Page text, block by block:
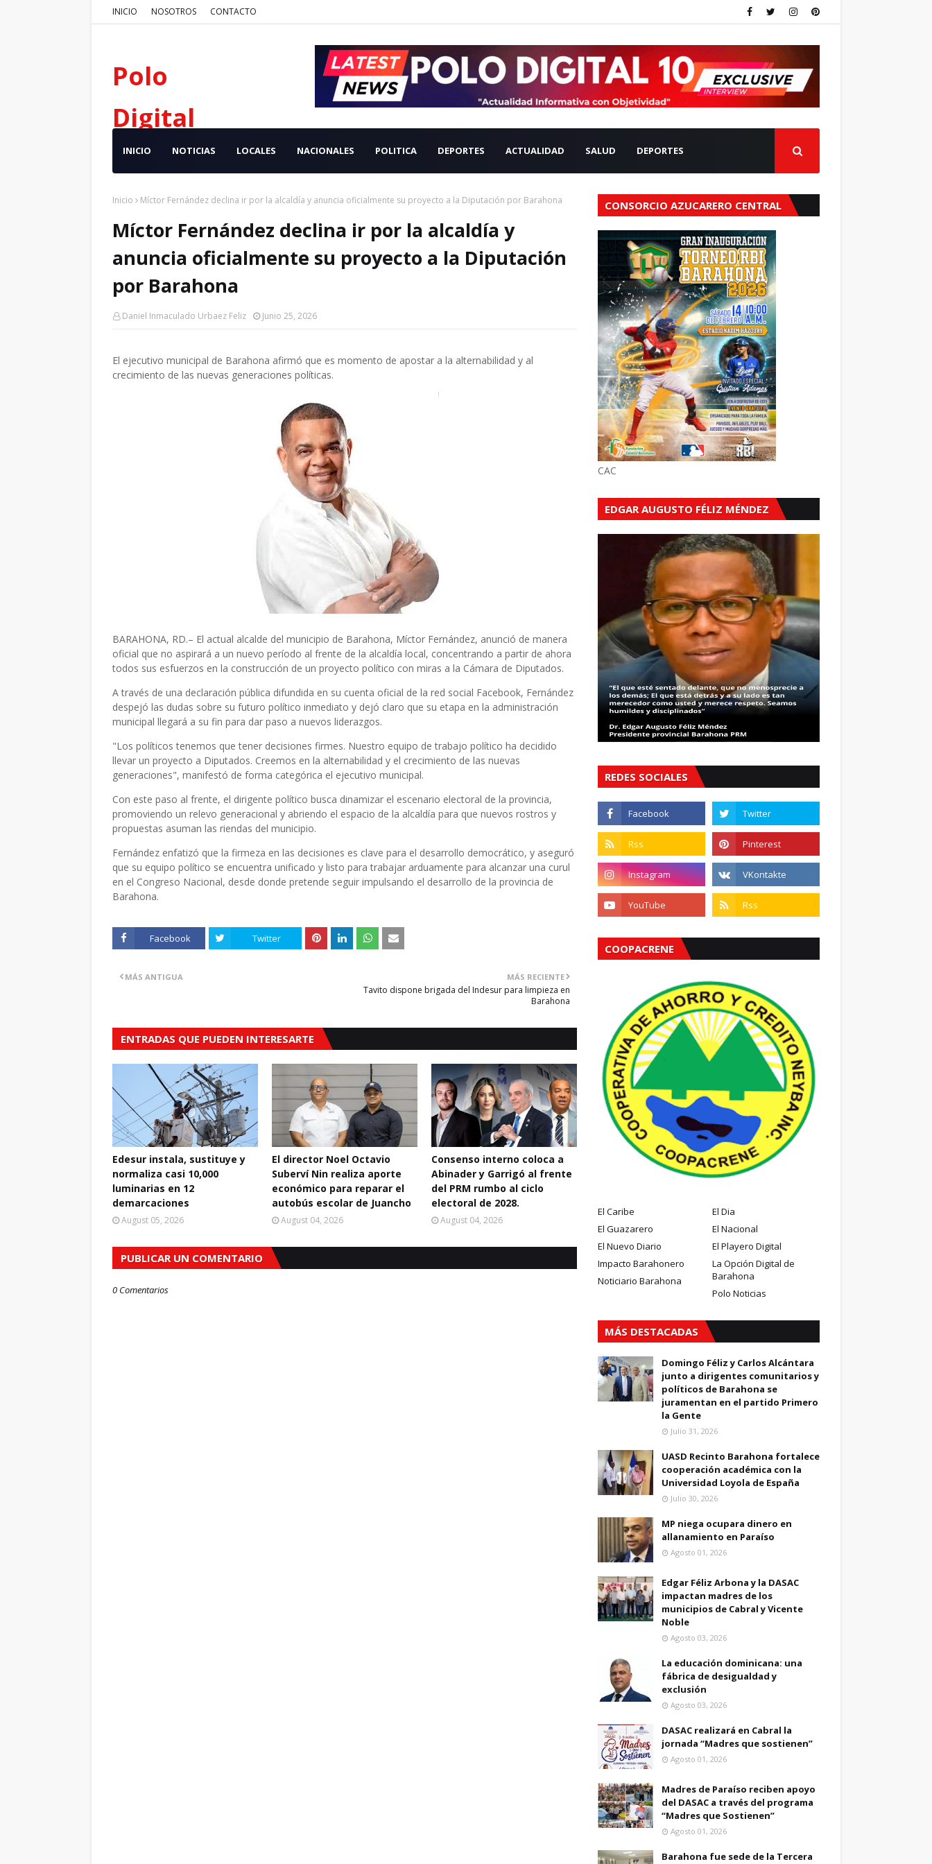
INICIO NOSOTROS CONTACTO
Polo
Digital
INICIO NOTICIAS LOCALES NACIONALES POLITICA DEPORTES ACTUALIDAD SALUD DEPORTES
Inicio Míctor Fernández declina ir por la alcaldía y anuncia oficialmente su proyecto a la Diputación por Barahona
Míctor Fernández declina ir por la alcaldía y
anuncia oficialmente su proyecto a la Diputación
por Barahona
Daniel Inmaculado Urbaez Feliz Junio 25, 2026
El ejecutivo municipal de Barahona afirmó que es momento de apostar a la alternabilidad y al
crecimiento de las nuevas generaciones políticas.
BARAHONA, RD.– El actual alcalde del municipio de Barahona, Míctor Fernández, anunció de manera
oficial que no aspirará a un nuevo período al frente de la alcaldía local, concentrando a partir de ahora
todos sus esfuerzos en la construcción de un proyecto político con miras a la Cámara de Diputados.
A través de una declaración pública difundida en su cuenta oficial de la red social Facebook, Fernández
despejó las dudas sobre su futuro político inmediato y dejó claro que su etapa en la administración
municipal llegará a su fin para dar paso a nuevos liderazgos.
"Los políticos tenemos que tener decisiones firmes. Nuestro equipo de trabajo político ha decidido
llevar un proyecto a Diputados. Creemos en la alternabilidad y el crecimiento de las nuevas
generaciones", manifestó de forma categórica el ejecutivo municipal.
Con este paso al frente, el dirigente político busca dinamizar el escenario electoral de la provincia,
promoviendo un relevo generacional y abriendo el espacio de la alcaldía para que nuevos rostros y
propuestas asuman las riendas del municipio.
Fernández enfatizó que la firmeza en las decisiones es clave para el desarrollo democrático, y aseguró
que su equipo político se encuentra unificado y listo para trabajar arduamente para alcanzar una curul
en el Congreso Nacional, desde donde pretende seguir impulsando el desarrollo de la provincia de
Barahona.
Facebook Twitter
MÁS RECIENTE
Tavito dispone brigada del Indesur para limpieza en
Barahona
MÁS ANTIGUA
ENTRADAS QUE PUEDEN INTERESARTE
Edesur instala, sustituye y
normaliza casi 10,000
luminarias en 12
demarcaciones
August 05, 2026
El director Noel Octavio
Suberví Nin realiza aporte
económico para reparar el
autobús escolar de Juancho
August 04, 2026
Consenso interno coloca a
Abinader y Garrigó al frente
del PRM rumbo al ciclo
electoral de 2028.
August 04, 2026
PUBLICAR UN COMENTARIO
0 Comentarios
CONSORCIO AZUCARERO CENTRAL
CAC
EDGAR AUGUSTO FÉLIZ MÉNDEZ
REDES SOCIALES
COOPACRENE
El Caribe
El Dia
El Guazarero
El Nacional
El Nuevo Diario
El Playero Digital
Impacto Barahonero
La Opción Digital de
Barahona
Noticiario Barahona
Polo Noticias
MÁS DESTACADAS
Domingo Féliz y Carlos Alcántara
junto a dirigentes comunitarios y
políticos de Barahona se
juramentan en el partido Primero
la Gente
Julio 31, 2026
UASD Recinto Barahona fortalece
cooperación académica con la
Universidad Loyola de España
Julio 30, 2026
MP niega ocupara dinero en
allanamiento en Paraíso
Agosto 01, 2026
Edgar Féliz Arbona y la DASAC
impactan madres de los
municipios de Cabral y Vicente
Noble
Agosto 03, 2026
La educación dominicana: una
fábrica de desigualdad y
exclusión
Agosto 03, 2026
DASAC realizará en Cabral la
jornada “Madres que sostienen”
Agosto 01, 2026
Madres de Paraíso reciben apoyo
del DASAC a través del programa
“Madres que Sostienen”
Agosto 01, 2026
Barahona fue sede de la Tercera